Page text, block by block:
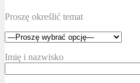
Proszę określić temat
Imię i nazwisko